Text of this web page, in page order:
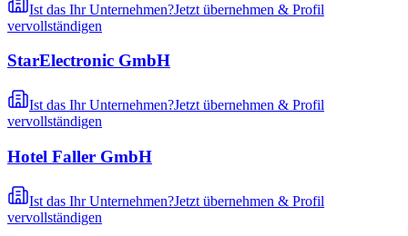
Ist das Ihr Unternehmen?Jetzt übernehmen & Profil
vervollständigen
StarElectronic GmbH
Ist das Ihr Unternehmen?Jetzt übernehmen & Profil
vervollständigen
Hotel Faller GmbH
Ist das Ihr Unternehmen?Jetzt übernehmen & Profil
vervollständigen